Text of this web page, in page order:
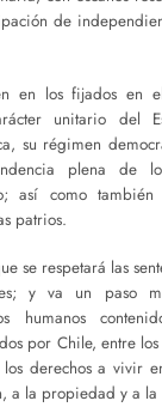
de
en los fijados en
unitario del
su régimen
plena de
así como
patrios.
se respetará las
y va un paso
humanos
por Chile, entre
derechos a vivir
a la propiedad y a